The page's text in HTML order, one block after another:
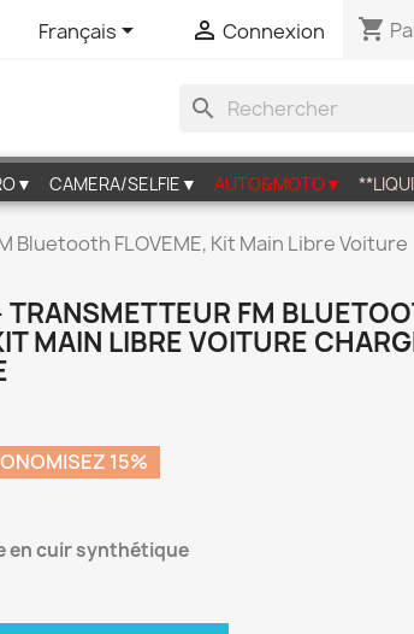
Français  Connexion shopping_cart
search
CAMERA/SELFIE▼ AUTO&MOTO▼
Bluetooth FLOVEME, Kit Main Libre Voiture
FM
MAIN LIBRE VOITURE
15%
en cuir synthétique